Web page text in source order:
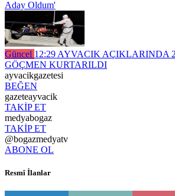
Aday Oldum'
Güncel 12:29 AYVACIK AÇIKLARINDA
GÖÇMEN KURTARILDI
ayvacikgazetesi
BEĞEN
gazeteayvacik
TAKİP ET
medyabogaz
TAKİP ET
@bogazmedyatv
ABONE OL
Resmî İlanlar